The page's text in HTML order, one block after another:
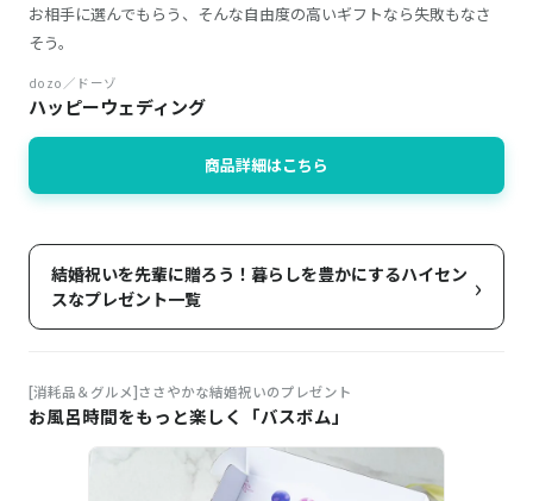
お相手に選んでもらう、そんな自由度の高いギフトなら失敗もなさ
そう。
dozo／ドーゾ
ハッピーウェディング
商品詳細はこちら
結婚祝いを先輩に贈ろう！暮らしを豊かにするハイセン
スなプレゼント一覧
›
[消耗品＆グルメ]ささやかな結婚祝いのプレゼント
お風呂時間をもっと楽しく「バスボム」